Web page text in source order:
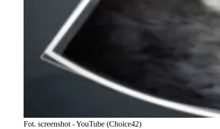
Fot. screenshot - YouTube (Choice42)